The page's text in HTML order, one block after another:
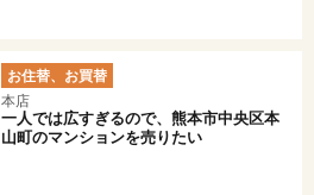
お住替、お買替
本店
一人では広すぎるので、熊本市中央区本
山町のマンションを売りたい